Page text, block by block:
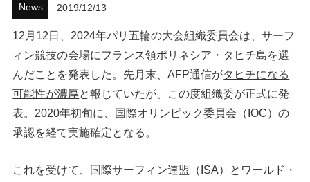
News 2019/12/13
12月12日、2024年パリ五輪の大会組織委員会は、サーフ
ィン競技の会場にフランス領ポリネシア・タヒチ島を選
んだことを発表した。先月末、AFP通信がタヒチになる
可能性が濃厚と報じていたが、この度組織委が正式に発
表。2020年初旬に、国際オリンピック委員会（IOC）の
承認を経て実施確定となる。
これを受けて、国際サーフィン連盟（ISA）とワールド・
ホリデースタイル
ウェストジャパン
イベント・リリース